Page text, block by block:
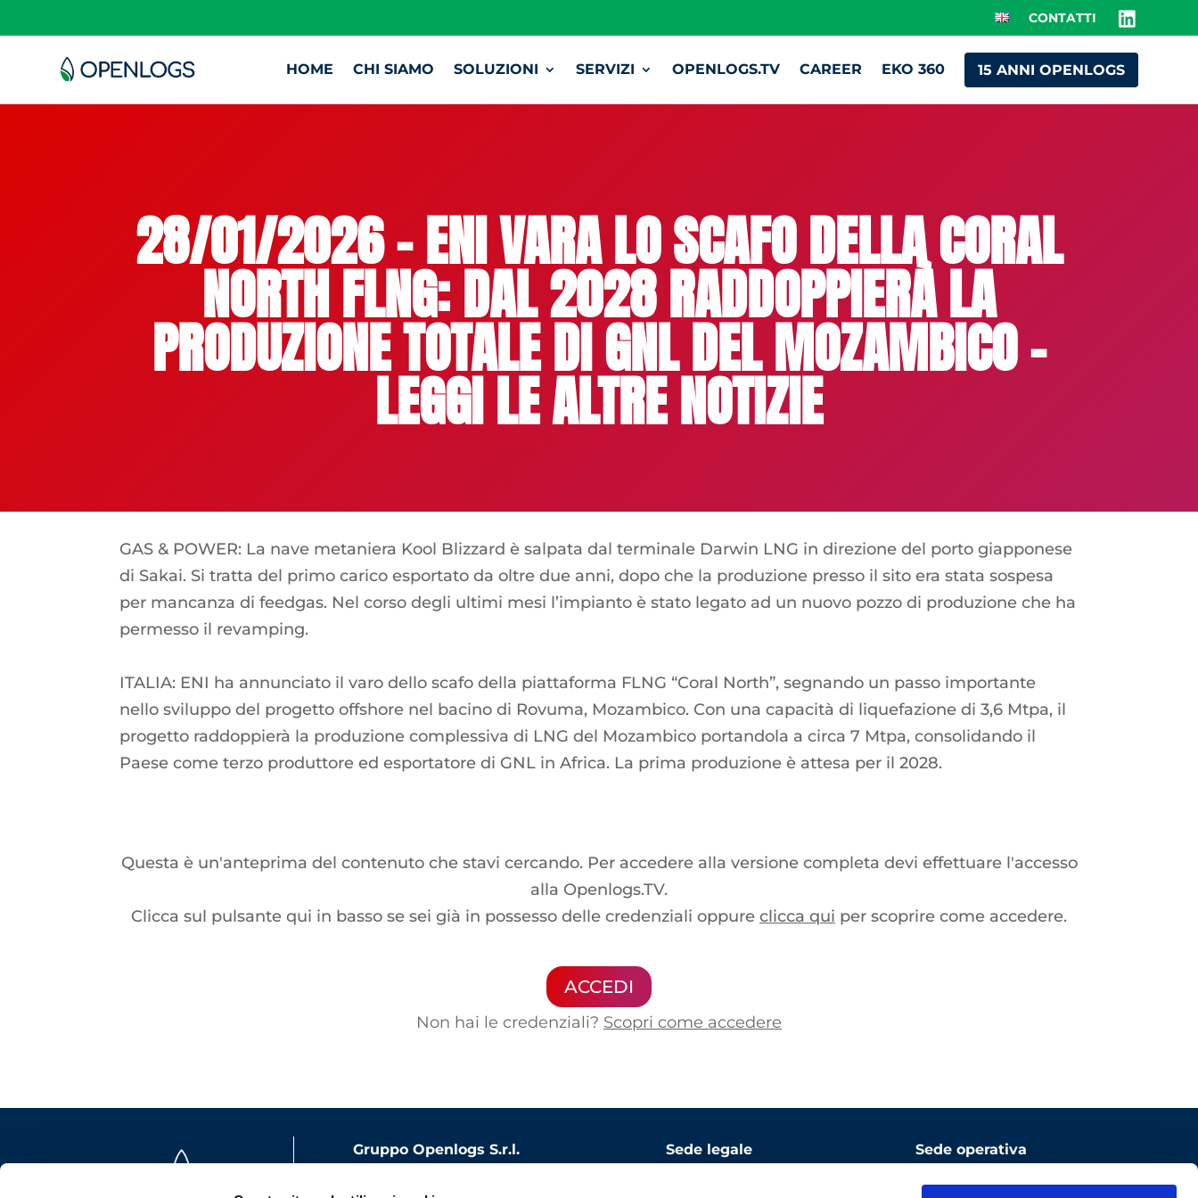
CONTATTI
HOME CHI SIAMO SOLUZIONI SERVIZI OPENLOGS.TV CAREER EKO 360 15 ANNI OPENLOGS
28/01/2026 – ENI VARA LO SCAFO DELLA CORAL
NORTH FLNG: DAL 2028 RADDOPPIERÀ LA
PRODUZIONE TOTALE DI GNL DEL MOZAMBICO –
LEGGI LE ALTRE NOTIZIE
GAS & POWER: La nave metaniera Kool Blizzard è salpata dal terminale Darwin LNG in direzione del porto giapponese
di Sakai. Si tratta del primo carico esportato da oltre due anni, dopo che la produzione presso il sito era stata sospesa
per mancanza di feedgas. Nel corso degli ultimi mesi l’impianto è stato legato ad un nuovo pozzo di produzione che ha
permesso il revamping.
ITALIA: ENI ha annunciato il varo dello scafo della piattaforma FLNG “Coral North”, segnando un passo importante
nello sviluppo del progetto offshore nel bacino di Rovuma, Mozambico. Con una capacità di liquefazione di 3,6 Mtpa, il
progetto raddoppierà la produzione complessiva di LNG del Mozambico portandola a circa 7 Mtpa, consolidando il
Paese come terzo produttore ed esportatore di GNL in Africa. La prima produzione è attesa per il 2028.
Questa è un'anteprima del contenuto che stavi cercando. Per accedere alla versione completa devi effettuare l'accesso
alla Openlogs.TV.
Clicca sul pulsante qui in basso se sei già in possesso delle credenziali oppure clicca qui per scoprire come accedere.
ACCEDI
Non hai le credenziali? Scopri come accedere
Gruppo Openlogs S.r.l.
Sede legale
Sede operativa